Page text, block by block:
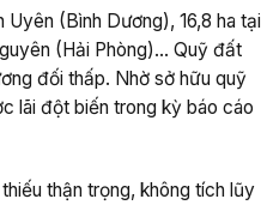
(Bình Dương), 16,8 ha tại
(Hải Phòng)… Quỹ đất
đối thấp. Nhờ sở hữu quỹ
lãi đột biến trong kỳ báo cáo
thận trọng, không tích lũy